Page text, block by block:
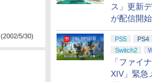
ス」更新
が配信開
に関する
PS5 PS4
Switch2
「ファイ
XIV」緊急
(2002/5/30)